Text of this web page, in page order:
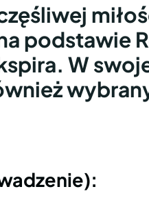
podstawie
W